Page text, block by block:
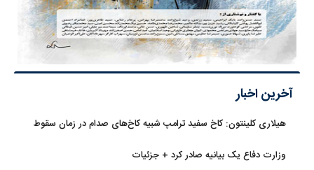
آخرین اخبار
هیلاری کلینتون: کاخ سفید ترامپ شبیه کاخ‌های صدام در زمان سقوط
وزارت دفاع یک بیانیه صادر کرد + جزئیات